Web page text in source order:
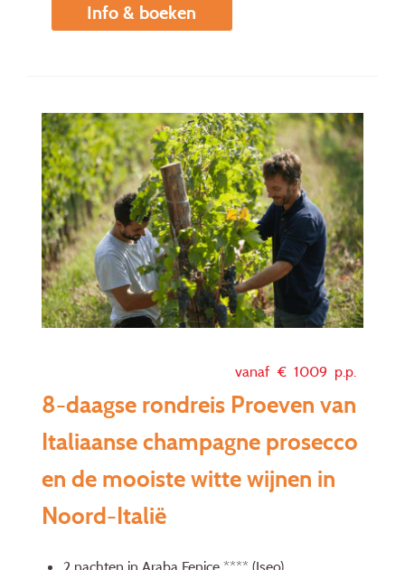
Info & boeken
vanaf € 1009 p.p.
8-daagse rondreis Proeven van
Italiaanse champagne prosecco
en de mooiste witte wijnen in
Noord-Italië
2 nachten in Araba Fenice **** (Iseo)